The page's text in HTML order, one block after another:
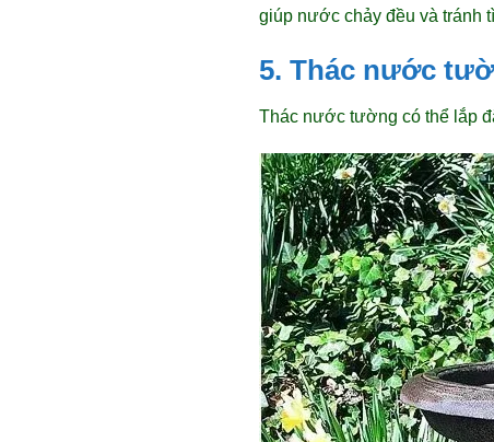
giúp nước chảy đều và tránh
5. Thác nước
Thác nước tường có thể lắp